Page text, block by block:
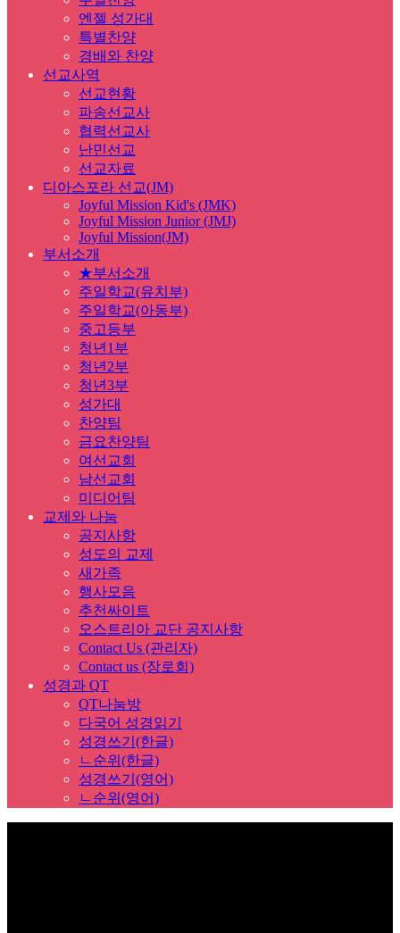
엔젤 성가대
특별찬양
경배와 찬양
선교사역
선교현황
파송선교사
협력선교사
난민선교
선교자료
디아스포라 선교(JM)
Joyful Mission Kid's (JMK)
Joyful Mission Junior (JMJ)
Joyful Mission(JM)
부서소개
★부서소개
주일학교(유치부)
주일학교(아동부)
중고등부
청년1부
청년2부
청년3부
성가대
찬양팀
금요찬양팀
여선교회
남선교회
미디어팀
교제와 나눔
공지사항
성도의 교제
새가족
행사모음
추천싸이트
오스트리아 교단 공지사항
Contact Us (관리자)
Contact us (장로회)
성경과 QT
QT나눔방
다국어 성경읽기
성경쓰기(한글)
ㄴ순위(한글)
성경쓰기(영어)
ㄴ순위(영어)